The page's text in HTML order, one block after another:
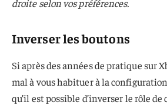
droite selon vos préférences.
Inverser les boutons
Si après des années de pratique sur
mal à vous habituer à la
qu’il est possible d’inverser le rôle